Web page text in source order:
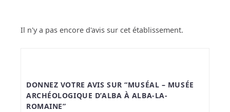
Il n'y a pas encore d'avis sur cet établissement.
DONNEZ VOTRE AVIS SUR “MUSÉAL – MUSÉE
ARCHÉOLOGIQUE D’ALBA À ALBA-LA-
ROMAINE”